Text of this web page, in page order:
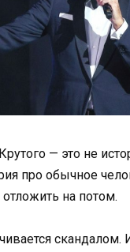
— это не
про обычное
на потом.
скандалом.